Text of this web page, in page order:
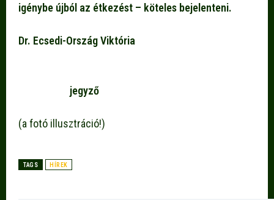
igénybe újból az étkezést – köteles bejelenteni.
Dr. Ecsedi-Ország Viktória
jegyző
(a fotó illusztráció!)
TAGS HÍREK